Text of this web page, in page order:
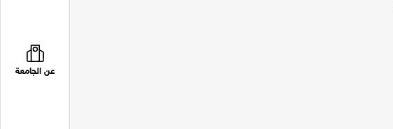
عن الجامعة